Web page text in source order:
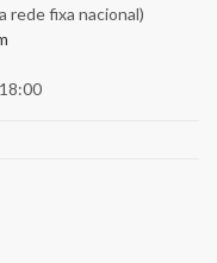
rede fixa nacional)